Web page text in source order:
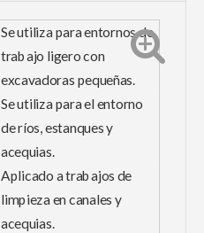
Se utiliza para entornos de
trabajo ligero con
excavadoras pequeñas.
Se utiliza para el entorno
de ríos, estanques y
acequias.
Aplicado a trabajos de
limpieza en canales y
acequias.